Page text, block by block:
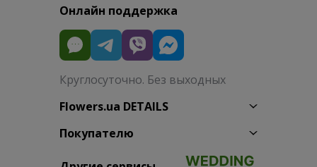
Онлайн поддержка
Круглосуточно. Без выходных
Flowers.ua DETAILS
Покупателю